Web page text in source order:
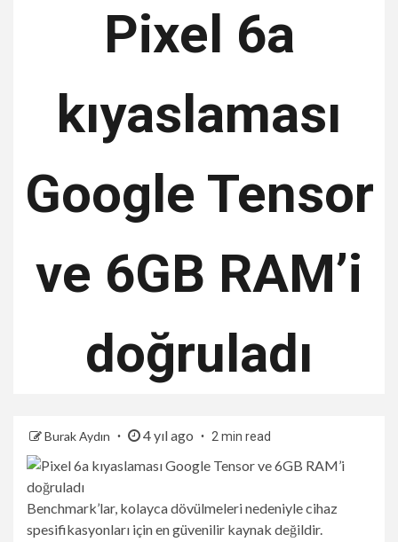
Pixel 6a
kıyaslaması
Google Tensor
ve 6GB RAM’i
doğruladı
Burak Aydın 4 yıl ago 2 min read
Benchmark’lar, kolayca dövülmeleri nedeniyle cihaz
spesifikasyonları için en güvenilir kaynak değildir.